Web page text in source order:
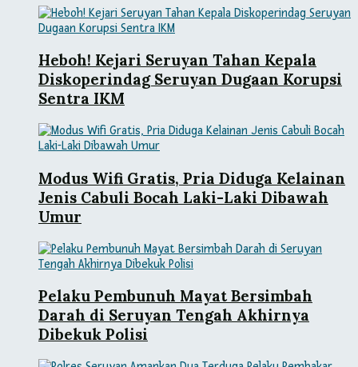
Heboh! Kejari Seruyan Tahan Kepala
Diskoperindag Seruyan Dugaan Korupsi
Sentra IKM
Modus Wifi Gratis, Pria Diduga Kelainan
Jenis Cabuli Bocah Laki-Laki Dibawah
Umur
Pelaku Pembunuh Mayat Bersimbah
Darah di Seruyan Tengah Akhirnya
Dibekuk Polisi